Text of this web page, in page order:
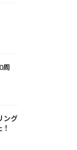
周
ング